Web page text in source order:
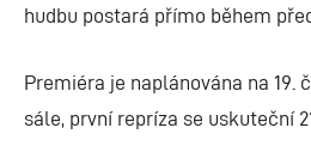
hudbu postará přímo během
Premiéra je naplánována na 19.
sále, první repríza se uskuteční